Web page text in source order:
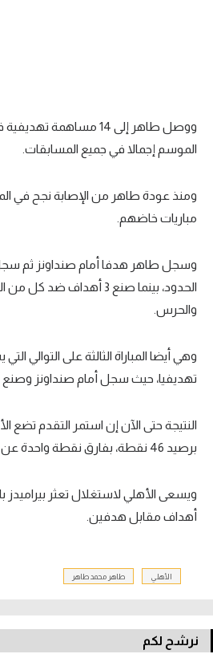
الموسم إجمالا في جميع المسابقات.
مباريات خاضهم.
وسجل طاهر هدفا أمام صنداونز ثم
الحدود، بينما صنع 3
والحرس.
وهي أيضا المباراة الثالثة على التوالي
تهديفيا، حيث سجل أمام صنداونز وصنع
النتيجة حتى الآن إن استمر التقدم تضع
برصيد 46 نقطة، بفارق نقطة واحدة عن بيراميدز المتصدر.
ويسعى الأهلي لاستغلال تعثر بيراميدز
أهداف مقابل هدفين.
الأهلي طاهر محمد طاهر
نرشح لكم